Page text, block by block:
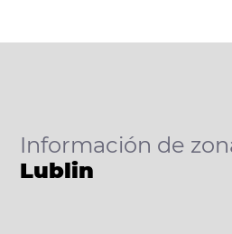
Información de
Lublin